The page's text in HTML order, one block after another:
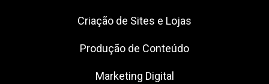
Criação de Sites e Lojas
Produção de Conteúdo
Marketing Digital